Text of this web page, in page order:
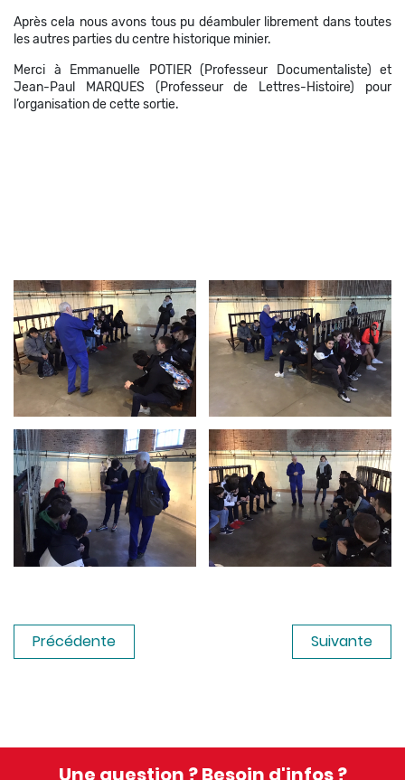
Après cela nous avons tous pu déambuler librement dans toutes
les autres parties du centre historique minier.
Merci à Emmanuelle POTIER (Professeur Documentaliste) et
Jean-Paul MARQUES (Professeur de Lettres-Histoire) pour
l’organisation de cette sortie.
Précédente Suivante
Une question ? Besoin d'infos ?